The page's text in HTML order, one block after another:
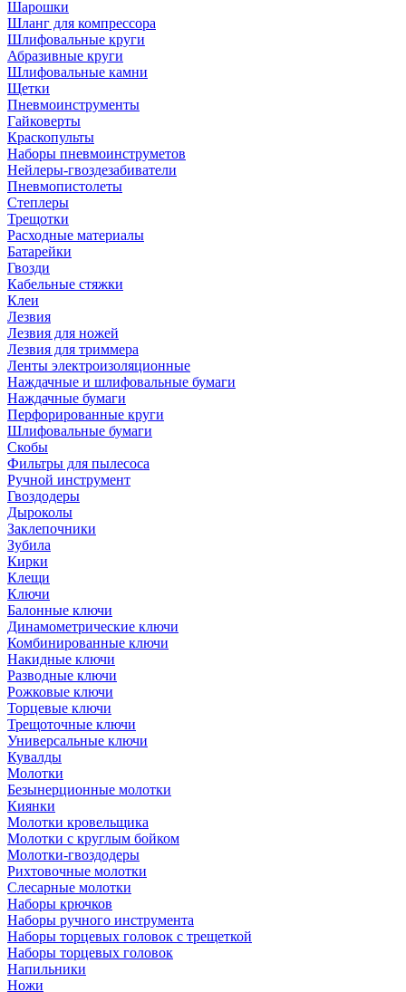
Шарошки
Шланг для компрессора
Шлифовальные круги
Абразивные круги
Шлифовальные камни
Щетки
Пневмоинструменты
Гайковерты
Краскопульты
Наборы пневмоинструметов
Нейлеры-гвоздезабиватели
Пневмопистолеты
Степлеры
Трещотки
Расходные материалы
Батарейки
Гвозди
Кабельные стяжки
Клеи
Лезвия
Лезвия для ножей
Лезвия для триммера
Ленты электроизоляционные
Наждачные и шлифовальные бумаги
Наждачные бумаги
Перфорированные круги
Шлифовальные бумаги
Скобы
Фильтры для пылесоса
Ручной инструмент
Гвоздодеры
Дыроколы
Заклепочники
Зубила
Кирки
Клещи
Ключи
Балонные ключи
Динамометрические ключи
Комбинированные ключи
Накидные ключи
Разводные ключи
Рожковые ключи
Торцевые ключи
Трещоточные ключи
Универсальные ключи
Кувалды
Молотки
Безынерционные молотки
Киянки
Молотки кровельщика
Молотки с круглым бойком
Молотки-гвоздодеры
Рихтовочные молотки
Слесарные молотки
Наборы крючков
Наборы ручного инструмента
Наборы торцевых головок с трещеткой
Наборы торцевых головок
Напильники
Ножи